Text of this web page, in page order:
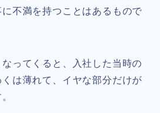
不満を持つことはあるもので
ってくると、入社した当時の
は薄れて、イヤな部分だけが